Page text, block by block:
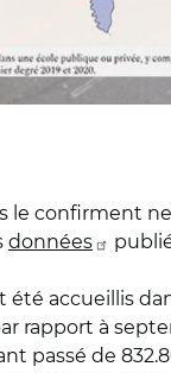
le confirment
données
été accueillis
rapport à
passé de